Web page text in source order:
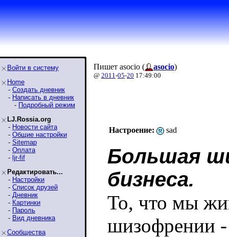
Войти в систему
Home
- Создать дневник
- Написать в дневник
- Подробный режим
LJ.Rossia.org
- Новости сайта
- Общие настройки
- Sitemap
- Оплата
- ljr-fif
Редактировать...
- Настройки
- Список друзей
- Дневник
- Картинки
- Пароль
- Вид дневника
Сообщества
Пишет asocio ( asocio)
@ 2011-05-20 17:49:00
Настроение: sad
Большая
бизнеса.
То, что мы
шизофрении -